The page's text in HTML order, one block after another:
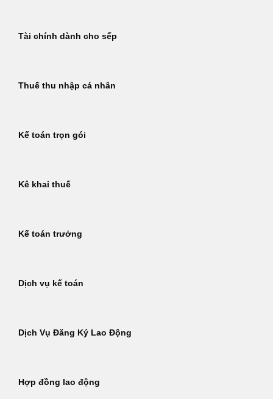
Tài chính dành cho sếp
Thuế thu nhập cá nhân
Kế toán trọn gói
Kê khai thuế
Kế toán trưởng
Dịch vụ kế toán
Dịch Vụ Đăng Ký Lao Động
Hợp đồng lao động